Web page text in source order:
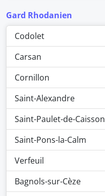
Gard Rhodanien
Codolet
Carsan
Cornillon
Saint-Alexandre
Saint-Paulet-de-Caisson
Saint-Pons-la-Calm
Verfeuil
Bagnols-sur-Cèze